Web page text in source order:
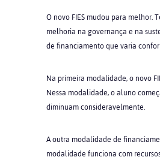
O novo FIES mudou para melhor.
melhoria na governança e na
de financiamento que varia
Na primeira modalidade, o novo
Nessa modalidade, o aluno
diminuam consideravelmente.
A outra modalidade de
modalidade funciona com